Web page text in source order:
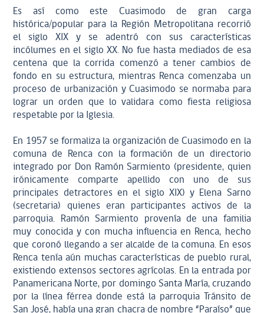
Es así como este Cuasimodo de gran carga
histórica/popular para la Región Metropolitana recorrió
el siglo XIX y se adentró con sus características
incólumes en el siglo XX. No fue hasta mediados de esa
centena que la corrida comenzó a tener cambios de
fondo en su estructura, mientras Renca comenzaba un
proceso de urbanización y Cuasimodo se normaba para
lograr un orden que lo validara como fiesta religiosa
respetable por la Iglesia.
En 1957 se formaliza la organización de Cuasimodo en la
comuna de Renca con la formación de un directorio
integrado por Don Ramón Sarmiento (presidente, quien
irónicamente comparte apellido con uno de sus
principales detractores en el siglo XIX) y Elena Sarno
(secretaria) quienes eran participantes activos de la
parroquia. Ramón Sarmiento provenía de una familia
muy conocida y con mucha influencia en Renca, hecho
que coronó llegando a ser alcalde de la comuna. En esos
Renca tenía aún muchas características de pueblo rural,
existiendo extensos sectores agrícolas. En la entrada por
Panamericana Norte, por domingo Santa María, cruzando
por la línea férrea donde está la parroquia Tránsito de
San José, había una gran chacra de nombre “Paraíso” que